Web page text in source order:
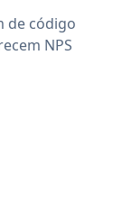
de código
NPS